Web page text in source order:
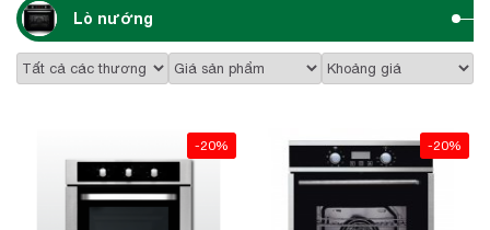
Lò nướng
-20% -20%